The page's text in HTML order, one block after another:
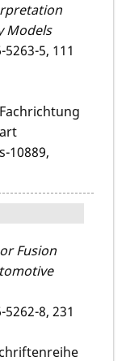
Models
5263-5, 111
10889,
Fusion
5262-8, 231